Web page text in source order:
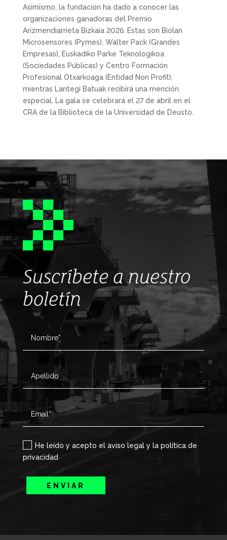
Asimismo, la fundación ha dado a conocer las
organizaciones ganadoras del Premio
Arizmendiarrieta Bizkaia 2026. Estas son Biolan
Microsensores (Pymes), Walter Pack (Grandes
Empresas), Euskadiko Parke Teknologikoa
(Sociedades Públicas) y Centro Formación
Profesional Otxarkoaga (Entidad Non Profit),
mientras Lantegi Batuak recibirá una mención
especial. La gala se celebrará el 27 de abril en el
CRA de la Biblioteca de la Universidad de Deusto.
Suscríbete a nuestro
boletín
He leído y acepto el aviso legal y la política de
privacidad
ENVIAR